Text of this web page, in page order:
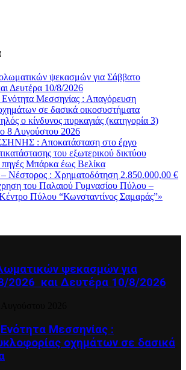
ψεκασμών για Σάββατο
Δευτέρα 10/8/2026
Ενότητα Μεσσηνίας : Απαγόρευση
σε δασικά οικοσυστήματα
ο κίνδυνος πυρκαγιάς (κατηγορία 3)
8 Αυγούστου 2026
: Αποκατάσταση στο έργο
του εξωτερικού δικτύου
Μπάρκα έως Βελίκα
Νέστορος : Χρηματοδότηση 2.850.000,00 €
του Παλαιού Γυμνασίου Πύλου –
Κέντρο Πύλου “Κωνσταντίνος Σαμαράς”»
ψεκασμών για
2026 και Δευτέρα 10/8/2026
Μεσσηνίας :
οχημάτων σε δασικά